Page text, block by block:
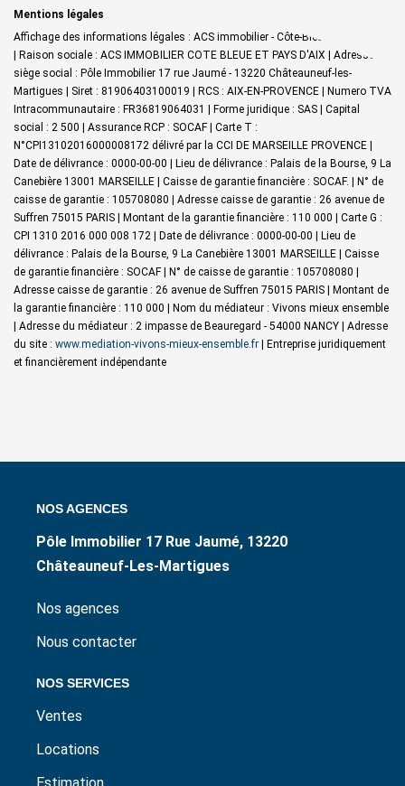
Mentions légales
Affichage des informations légales : ACS immobilier - Côte-Bleue & Pays d'Aix
| Raison sociale : ACS IMMOBILIER COTE BLEUE ET PAYS D'AIX | Adresse
siège social : Pôle Immobilier 17 rue Jaumé - 13220 Châteauneuf-les-
Martigues | Siret : 81906403100019 | RCS : AIX-EN-PROVENCE | Numero TVA
Intracommunautaire : FR36819064031 | Forme juridique : SAS | Capital
social : 2 500 | Assurance RCP : SOCAF | Carte T :
N°CPI13102016000008172 délivré par la CCI DE MARSEILLE PROVENCE |
Date de délivrance : 0000-00-00 | Lieu de délivrance : Palais de la Bourse, 9 La
Canebière 13001 MARSEILLE | Caisse de garantie financière : SOCAF. | N° de
caisse de garantie : 105708080 | Adresse caisse de garantie : 26 avenue de
Suffren 75015 PARIS | Montant de la garantie financière : 110 000 | Carte G :
CPI 1310 2016 000 008 172 | Date de délivrance : 0000-00-00 | Lieu de
délivrance : Palais de la Bourse, 9 La Canebière 13001 MARSEILLE | Caisse
de garantie financière : SOCAF | N° de caisse de garantie : 105708080 |
Adresse caisse de garantie : 26 avenue de Suffren 75015 PARIS | Montant de
la garantie financière : 110 000 | Nom du médiateur : Vivons mieux ensemble
| Adresse du médiateur : 2 impasse de Beauregard - 54000 NANCY | Adresse
du site : www.mediation-vivons-mieux-ensemble.fr | Entreprise juridiquement
et financièrement indépendante
NOS AGENCES
Pôle Immobilier 17 Rue Jaumé, 13220
Châteauneuf-Les-Martigues
Nos agences
Nous contacter
NOS SERVICES
Ventes
Locations
Estimation